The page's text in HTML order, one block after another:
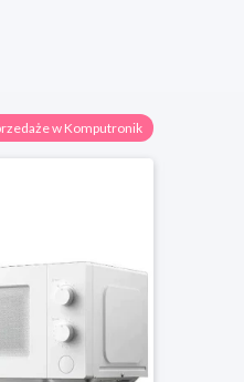
w Komputronik